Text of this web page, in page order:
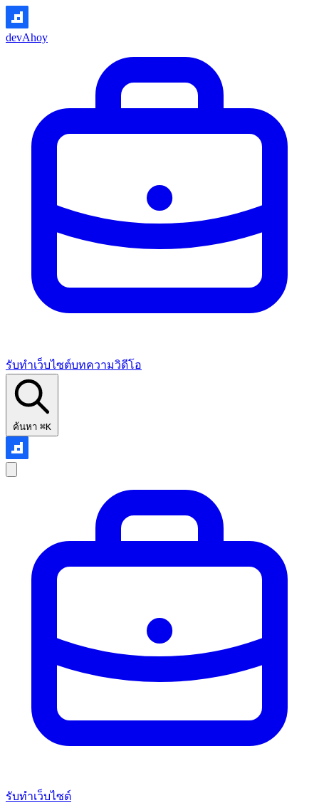
devAhoy
รับทำเว็บไซต์บทความวิดีโอ
ค้นหา ⌘K
รับทำเว็บไซต์